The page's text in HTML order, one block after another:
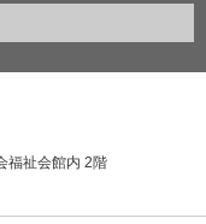
福祉会館内 2階